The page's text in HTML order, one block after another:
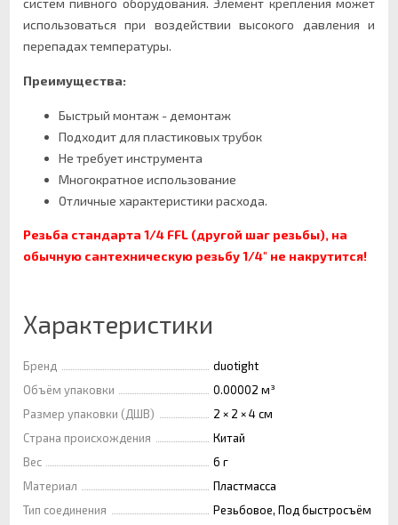
использоваться при воздействии высокого давления и
перепадах температуры.
Преимущества:
Быстрый монтаж - демонтаж
Подходит для пластиковых трубок
Не требует инструмента
Многократное использование
Отличные характеристики расхода.
Резьба стандарта 1/4 FFL (другой шаг резьбы), на
обычную сантехническую резьбу 1/4" не накрутится!
Характеристики
Бренд
duotight
Объём упаковки
0.00002 м³
Размер упаковки (ДШВ)
2 × 2 × 4 см
Страна происхождения
Китай
Вес
6 г
Материал
Пластмасса
Тип соединения
Резьбовое, Под быстросъём